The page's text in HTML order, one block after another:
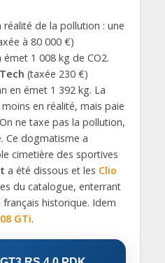
de la pollution : une
à 80 000 €)
1 008 kg de CO2.
(taxée 230 €)
en émet 1 392 kg. La
en réalité, mais paie
ne taxe pas la pollution,
Ce dogmatisme a
cimetière des sportives
a été dissous et les Clio
du catalogue, enterrant
historique. Idem
GTi.